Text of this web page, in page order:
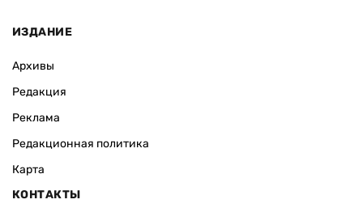
ИЗДАНИЕ
Архивы
Редакция
Реклама
Редакционная политика
Карта
КОНТАКТЫ